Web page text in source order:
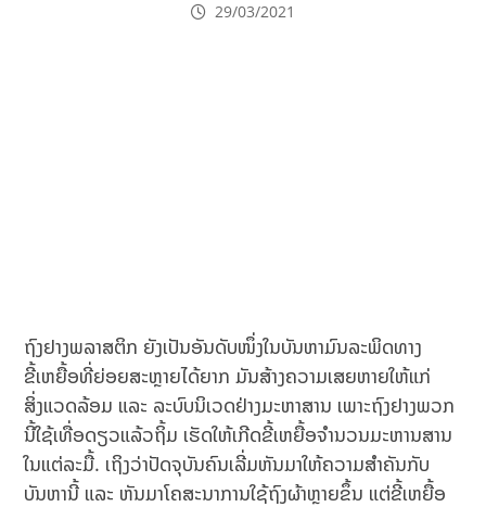
29/03/2021
ຖົງຢາງພລາສຕິກ ຍັງເປັນອັນດັບໜຶ່ງໃນບັນຫາມົນລະພິດທາງ
ຂີ້ເຫຍື້ອທີ່ຍ່ອຍສະຫຼາຍໄດ້ຍາກ ມັນສ້າງຄວາມເສຍຫາຍໃຫ້ແກ່
ສິ່ງແວດລ້ອມ ແລະ ລະບົບນິເວດຢ່າງມະຫາສານ ເພາະຖົງຢາງພວກ
ນີ້ໃຊ້ເທື່ອດຽວແລ້ວຖິ້ມ ເຮັດໃຫ້ເກີດຂີ້ເຫຍື້ອຈຳນວນມະຫານສານ
ໃນແຕ່ລະມື້. ເຖິງວ່າປັດຈຸບັນຄົນເລີ່ມຫັນມາໃຫ້ຄວາມສຳຄັນກັບ
ບັນຫານີ້ ແລະ ຫັນມາໂຄສະນາການໃຊ້ຖົງຜ້າຫຼາຍຂຶ້ນ ແຕ່ຂີ້ເຫຍື້ອ